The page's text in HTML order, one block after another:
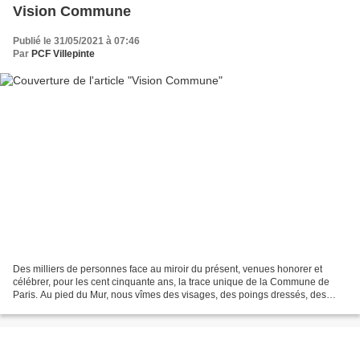
Vision Commune
Publié le 31/05/2021 à 07:46
Par PCF Villepinte
Des milliers de personnes face au miroir du présent, venues honorer et
célébrer, pour les cent cinquante ans, la trace unique de la Commune de
Paris. Au pied du Mur, nous vîmes des visages, des poings dressés, des